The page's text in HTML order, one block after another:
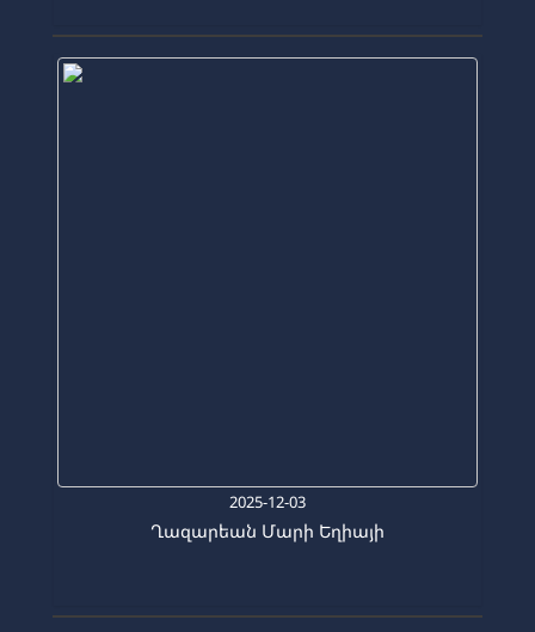
2025-12-03
Ղազարեան Մարի Եղիայի